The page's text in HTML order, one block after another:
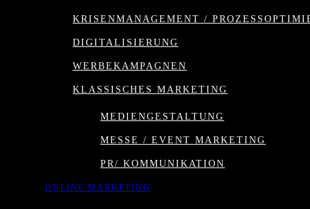
KRISENMANAGEMENT /
DIGITALISIERUNG
WERBEKAMPAGNEN
KLASSISCHES MARKETING
MEDIENGESTALTUNG
MESSE / EVENT MARKETING
PR/ KOMMUNIKATION
ONLINE MARKETING